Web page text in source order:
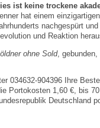
ist keine trockene
hat einem
nachgespürt
und Reaktion
ohne Sold,
034632-904396 Ihre
Portokosten 1,60 €, bis
Deutschland